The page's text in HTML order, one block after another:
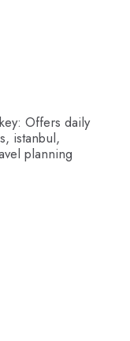
Offers daily
istanbul,
planning